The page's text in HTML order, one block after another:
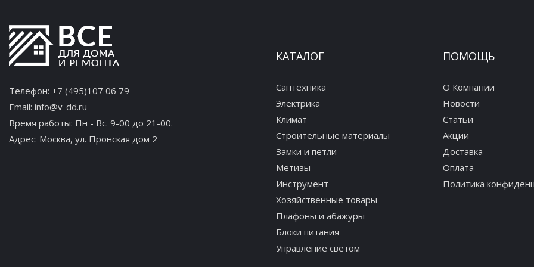
Телефон: +7 (495)107 06 79
Email: info@v-dd.ru
Время работы: Пн - Вс. 9-00 до 21-00.
Адрес: Москва, ул. Пронская дом 2
КАТАЛОГ
Сантехника
Электрика
Климат
Строительные материалы
Замки и петли
Метизы
Инструмент
Хозяйственные товары
Плафоны и абажуры
Блоки питания
Управление светом
ПОМОЩЬ
О Компании
Новости
Статьи
Акции
Доставка
Оплата
Политика